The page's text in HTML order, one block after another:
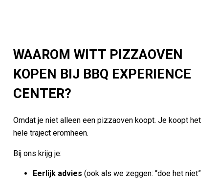
WAAROM WITT PIZZAOVEN
KOPEN BIJ BBQ EXPERIENCE
CENTER?
Omdat je niet alleen een pizzaoven koopt. Je koopt het
hele traject eromheen.
Bij ons krijg je:
Eerlijk advies (ook als we zeggen: “doe het niet”